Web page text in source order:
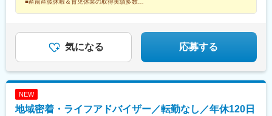
心斎橋駅、東中央町駅、立町駅、高松築港駅、天神駅、櫛田神社
内駅、新千葉駅、仁愛女子高校駅、第一通り駅、丸の内駅(愛知
県)、堺筋本町駅、新西大寺町筋駅、紙屋町西駅、高松駅(香川
■産前産後休暇＆育児休業の取得実績多数
気になる 応募する
NEW
地域密着・ライフアドバイザー／転勤なし／年休120日